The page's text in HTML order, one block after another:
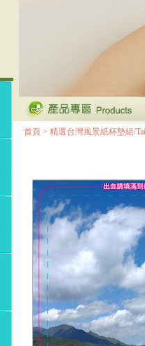
首頁 > 精選台灣風景紙杯墊組/